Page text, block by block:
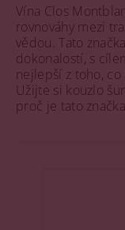
Vína Clos
rovnováhy mezi
vědou. Tato
dokonalostí, s
nejlepší z toho,
Užijte si kouzlo
proč je tato